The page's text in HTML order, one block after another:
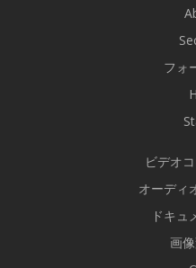
フォ
ビデオ
オーディ
ドキュ
画